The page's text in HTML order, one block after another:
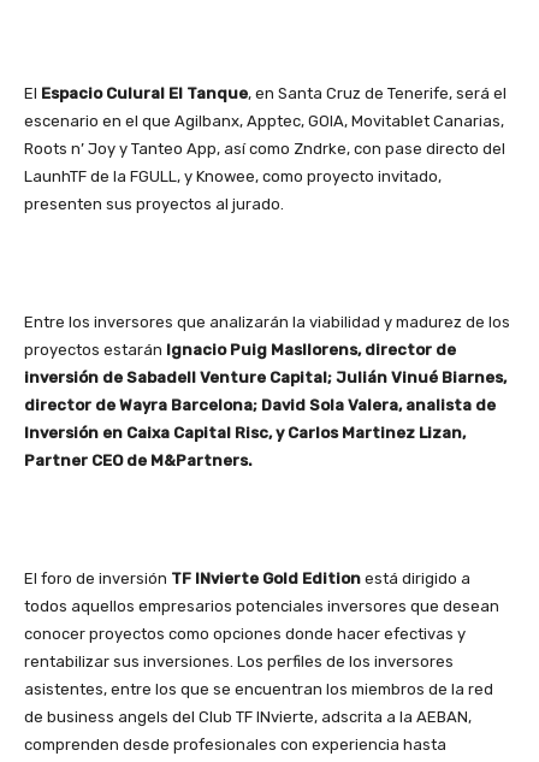
El Espacio Culural El Tanque, en Santa Cruz de Tenerife, será el
escenario en el que Agilbanx, Apptec, GOIA, Movitablet Canarias,
Roots n’ Joy y Tanteo App, así como Zndrke, con pase directo del
LaunhTF de la FGULL, y Knowee, como proyecto invitado,
presenten sus proyectos al jurado.
Entre los inversores que analizarán la viabilidad y madurez de los
proyectos estarán Ignacio Puig Masllorens, director de
inversión de Sabadell Venture Capital; Julián Vinué Biarnes,
director de Wayra Barcelona; David Sola Valera, analista de
Inversión en Caixa Capital Risc, y Carlos Martinez Lizan,
Partner CEO de M&Partners.
El foro de inversión TF INvierte Gold Edition está dirigido a
todos aquellos empresarios potenciales inversores que desean
conocer proyectos como opciones donde hacer efectivas y
rentabilizar sus inversiones. Los perfiles de los inversores
asistentes, entre los que se encuentran los miembros de la red
de business angels del Club TF INvierte, adscrita a la AEBAN,
comprenden desde profesionales con experiencia hasta